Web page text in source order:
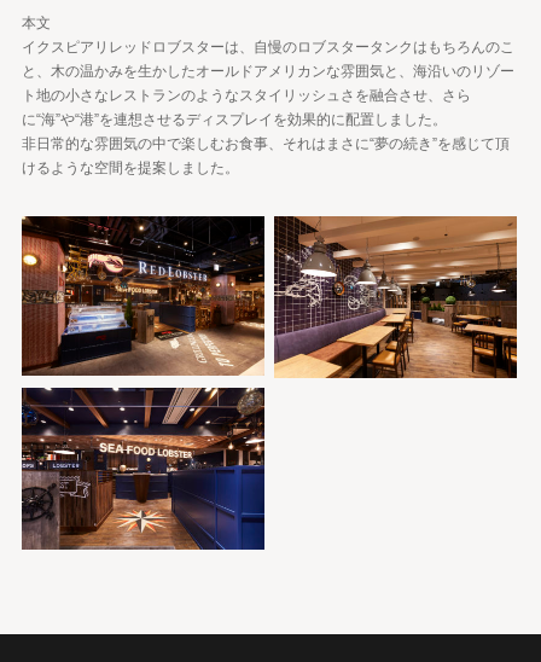
本文
イクスピアリレッドロブスターは、自慢のロブスタータンクはもちろんのこ
と、木の温かみを生かしたオールドアメリカンな雰囲気と、海沿いのリゾー
ト地の小さなレストランのようなスタイリッシュさを融合させ、さら
に“海”や“港”を連想させるディスプレイを効果的に配置しました。
非日常的な雰囲気の中で楽しむお食事、それはまさに“夢の続き”を感じて頂
けるような空間を提案しました。